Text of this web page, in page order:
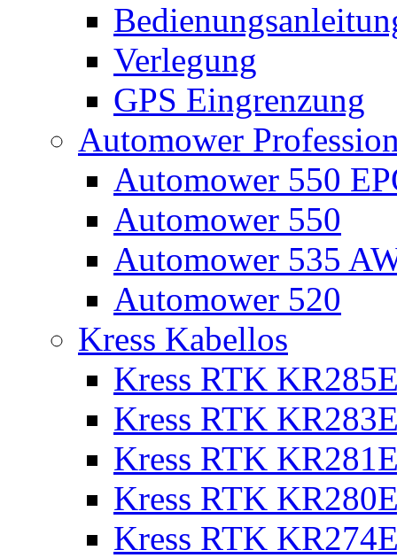
Verlegung
GPS Eingrenzung
Automower
Automower 550
Automower 550
Automower 535
Automower 520
Kress Kabellos
Kress RTK
Kress RTK
Kress RTK
Kress RTK
Kress RTK